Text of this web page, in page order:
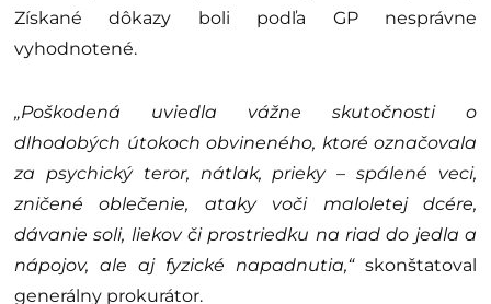
Získané dôkazy boli podľa GP nesprávne
vyhodnotené.
„Poškodená uviedla vážne skutočnosti o
dlhodobých útokoch obvineného, ktoré označovala
za psychický teror, nátlak, prieky – spálené veci,
zničené oblečenie, ataky voči maloletej dcére,
dávanie soli, liekov či prostriedku na riad do jedla a
nápojov, ale aj fyzické napadnutia,“skonštatoval
generálny prokurátor.